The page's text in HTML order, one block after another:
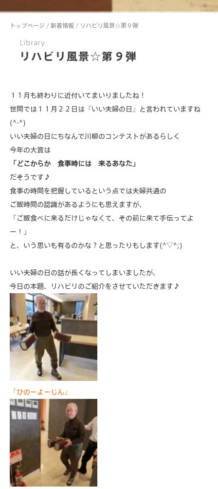
news & events
トップページ / 新着情報 / リハビリ風景☆第９弾
Library
リハビリ風景☆第９弾
１１月も終わりに近付いてまいりましたね！
世間では１１月２２日は『いい夫婦の日』と言われていますね
(^-^)
いい夫婦の日にちなんで川柳のコンテストがあるらしく
今年の大賞は
「どこからか 食事時には 来るあなた」
だそうです♪
食事の時間を把握しているという点では夫婦共通の
ご飯時間の認識があるようにも思えますが、
「ご飯食べに来るだけじゃなくて、その前に来て手伝ってよ
ー！」
と、いう思いも有るのかな？と思ったりもします(^▽^;)
いい夫婦の日の話が長くなってしまいましたが、
今日の本題、リハビリのご紹介をさせていただきます♪
「ひのーよーじん」